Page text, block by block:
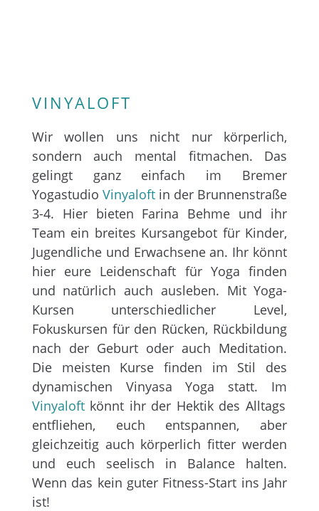
VINYALOFT
Wir wollen uns nicht nur körperlich,
sondern auch mental fitmachen. Das
gelingt ganz einfach im Bremer
Yogastudio Vinyaloftin der Brunnenstraße
3-4. Hier bieten Farina Behme und ihr
Team ein breites Kursangebot für Kinder,
Jugendliche und Erwachsene an. Ihr könnt
hier eure Leidenschaft für Yoga finden
und natürlich auch ausleben. Mit Yoga-
Kursen unterschiedlicher Level,
Fokuskursen für den Rücken, Rückbildung
nach der Geburt oder auch Meditation.
Die meisten Kurse finden im Stil des
dynamischen Vinyasa Yoga statt. Im
Vinyaloftkönnt ihr der Hektik des Alltags
entfliehen, euch entspannen, aber
gleichzeitig auch körperlich fitter werden
und euch seelisch in Balance halten.
Wenn das kein guter Fitness-Start ins Jahr
ist!